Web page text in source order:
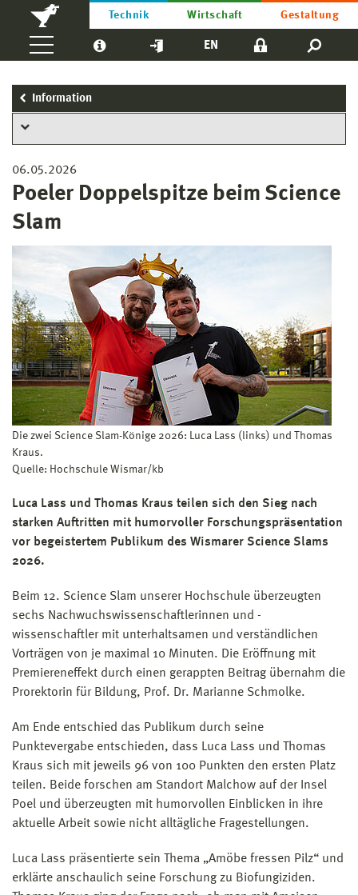
Technik Wirtschaft Gestaltung
EN
Information
06.05.2026
Poeler Doppelspitze beim Science
Slam
Die zwei Science Slam-Könige 2026: Luca Lass (links) und Thomas
Kraus.
Quelle: Hochschule Wismar/kb
Luca Lass und Thomas Kraus teilen sich den Sieg nach
starken Auftritten mit humorvoller Forschungspräsentation
vor begeistertem Publikum des Wismarer Science Slams
2026.
Beim 12. Science Slam unserer Hochschule überzeugten
sechs Nachwuchswissenschaftlerinnen und -
wissenschaftler mit unterhaltsamen und verständlichen
Vorträgen von je maximal 10 Minuten. Die Eröffnung mit
Premiereneffekt durch einen gerappten Beitrag übernahm die
Prorektorin für Bildung, Prof. Dr. Marianne Schmolke.
Am Ende entschied das Publikum durch seine
Punktevergabe entschieden, dass Luca Lass und Thomas
Kraus sich mit jeweils 96 von 100 Punkten den ersten Platz
teilen. Beide forschen am Standort Malchow auf der Insel
Poel und überzeugten mit humorvollen Einblicken in ihre
aktuelle Arbeit sowie nicht alltägliche Fragestellungen.
Luca Lass präsentierte sein Thema „Amöbe fressen Pilz“ und
erklärte anschaulich seine Forschung zu Biofungiziden.